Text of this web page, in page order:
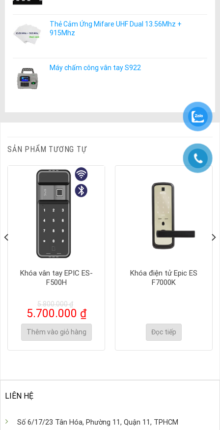
Thẻ Cảm Ứng Mifare UHF Dual 13.56Mhz +
915Mhz
Máy chấm công vân tay S922
SẢN PHẨM TƯƠNG TỰ
Khóa vân tay EPIC ES-
F500H
5.800.000₫
Giá
gốc
là:
5.800.000 ₫.
5.700.000 ₫Giá
hiện
tại
là:
Thêm vào giỏ hàng
Khóa điện tử Epic ES
F7000K
Đọc tiếp
LIÊN HỆ
Số 6/17/23 Tân Hóa, Phường 11, Quận 11, TPHCM